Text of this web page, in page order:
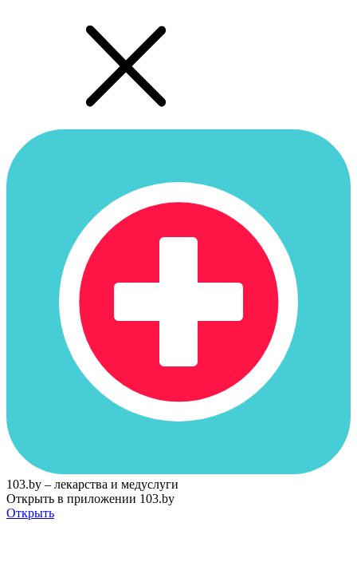
103.by – лекарства и медуслуги
Открыть в приложении 103.by
Открыть